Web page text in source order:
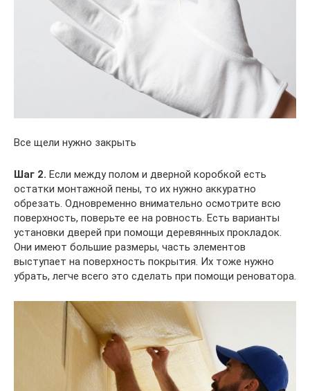
Все щели нужно закрыть
Шаг 2. Если между полом и дверной коробкой есть
остатки монтажной пены, то их нужно аккуратно
обрезать. Одновременно внимательно осмотрите всю
поверхность, поверьте ее на ровность. Есть варианты
установки дверей при помощи деревянных прокладок.
Они имеют большие размеры, часть элементов
выступает на поверхность покрытия. Их тоже нужно
убрать, легче всего это сделать при помощи реноватора.